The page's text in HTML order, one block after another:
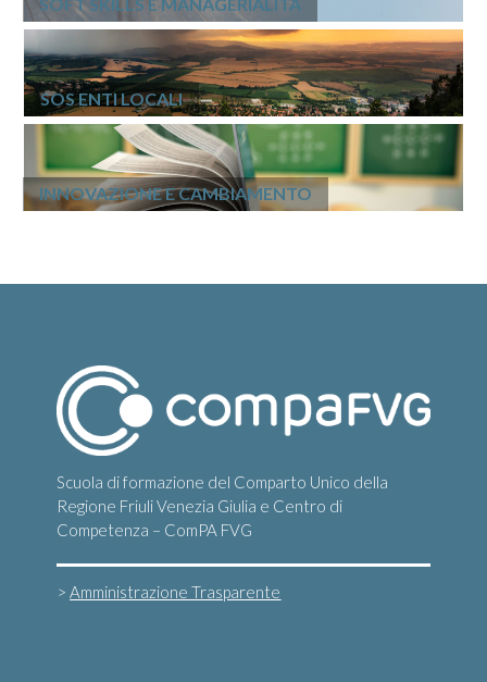
SOS ENTI LOCALI
INNOVAZIONE E CAMBIAMENTO
Scuola di formazione del Comparto Unico della
Regione Friuli Venezia Giulia e Centro di
Competenza – ComPA FVG
>Amministrazione Trasparente